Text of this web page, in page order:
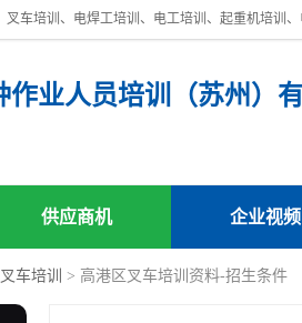
供应商机 企业视频
叉车培训 > 高港区叉车培训资料-招生条件